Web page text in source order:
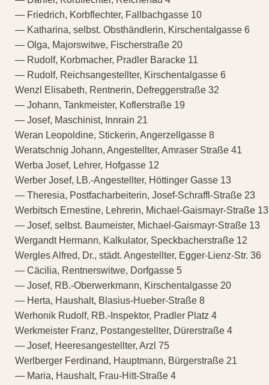
— Friedrich, Korbflechter, Fallbachgasse 10
— Katharina, selbst. Obsthändlerin, Kirschentalgasse 6
— Olga, Majorswitwe, Fischerstraße 20
— Rudolf, Korbmacher, Pradler Baracke 11
— Rudolf, Reichsangestellter, Kirschentalgasse 6
Wenzl Elisabeth, Rentnerin, Defreggerstraße 32
— Johann, Tankmeister, Koflerstraße 19
— Josef, Maschinist, Innrain 21
Weran Leopoldine, Stickerin, Angerzellgasse 8
Weratschnig Johann, Angestellter, Amraser Straße 41
Werba Josef, Lehrer, Hofgasse 12
Werber Josef, LB.-Angestellter, Höttinger Gasse 13
— Theresia, Postfacharbeiterin, Josef-Schraffl-Straße 23
Werbitsch Ernestine, Lehrerin, Michael-Gaismayr-Straße 13
— Josef, selbst. Baumeister, Michael-Gaismayr-Straße 13
Wergandt Hermann, Kalkulator, Speckbacherstraße 12
Wergles Alfred, Dr., städt. Angestellter, Egger-Lienz-Str. 36
— Cäcilia, Rentnerswitwe, Dorfgasse 5
— Josef, RB.-Oberwerkmann, Kirschentalgasse 20
— Herta, Haushalt, Blasius-Hueber-Straße 8
Werhonik Rudolf, RB.-Inspektor, Pradler Platz 4
Werkmeister Franz, Postangestellter, Dürerstraße 4
— Josef, Heeresangestellter, Arzl 75
Werlberger Ferdinand, Hauptmann, Bürgerstraße 21
— Maria, Haushalt, Frau-Hitt-Straße 4